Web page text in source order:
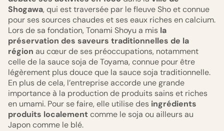
Shogawa, qui est traversée par le fleuve Sho et connue
pour ses sources chaudes et ses eaux riches en calcium.
Lors de sa fondation, Tonami Shoyu a mis la
préservation des saveurs traditionnelles de la
région au cœur de ses préoccupations, notamment
celle de la sauce soja de Toyama, connue pour être
légèrement plus douce que la sauce soja traditionnelle.
En plus de cela, l’entreprise accorde une grande
importance à la production de produits sains et riches
en umami. Pour se faire, elle utilise des ingrédients
produits localementcomme le soja ou ailleurs au
Japon comme le blé.